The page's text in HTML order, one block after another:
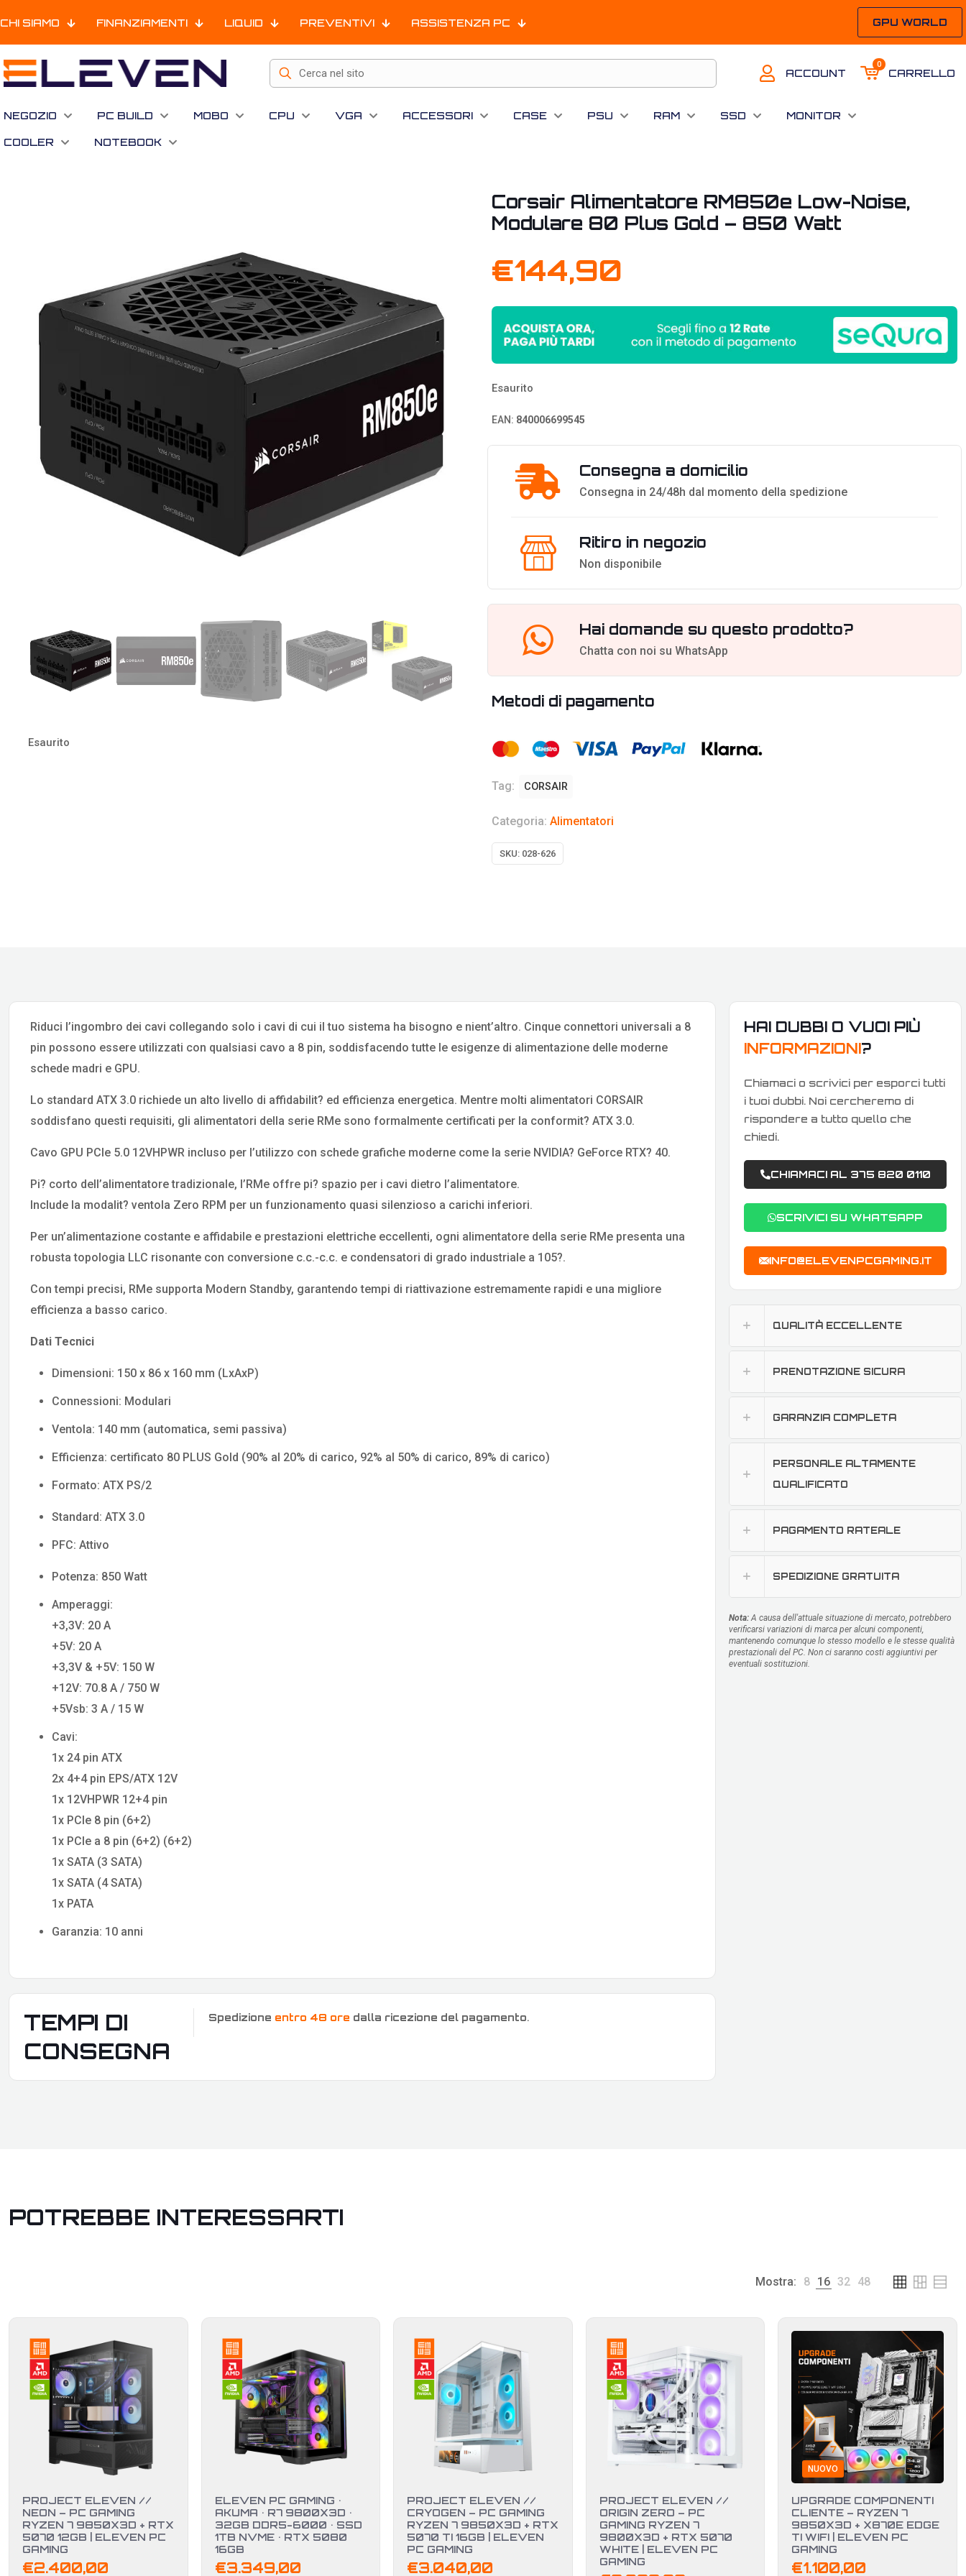
CHI SIAMO FINANZIAMENTI LIQUID PREVENTIVI ASSISTENZA PC GPU WORLD
ACCOUNT
0
CARRELLO
NEGOZIO PC BUILD MOBO CPU VGA ACCESSORI CASE PSU RAM SSD MONITOR
COOLER NOTEBOOK
Esaurito
Corsair Alimentatore RM850e Low-Noise,
Modulare 80 Plus Gold – 850 Watt
€144,90
Esaurito
EAN: 840006699545
Consegna a domicilio
Consegna in 24/48h dal momento della spedizione
Ritiro in negozio
Non disponibile
Hai domande su questo prodotto?
Chatta con noi su WhatsApp
Metodi di pagamento
Tag: CORSAIR
Categoria: Alimentatori
SKU: 028-626
Riduci l’ingombro dei cavi collegando solo i cavi di cui il tuo sistema ha bisogno e nient’altro. Cinque connettori universali a 8
pin possono essere utilizzati con qualsiasi cavo a 8 pin, soddisfacendo tutte le esigenze di alimentazione delle moderne
schede madri e GPU.
Lo standard ATX 3.0 richiede un alto livello di affidabilit? ed efficienza energetica. Mentre molti alimentatori CORSAIR
soddisfano questi requisiti, gli alimentatori della serie RMe sono formalmente certificati per la conformit? ATX 3.0.
Cavo GPU PCIe 5.0 12VHPWR incluso per l’utilizzo con schede grafiche moderne come la serie NVIDIA? GeForce RTX? 40.
Pi? corto dell’alimentatore tradizionale, l’RMe offre pi? spazio per i cavi dietro l’alimentatore.
Include la modalit? ventola Zero RPM per un funzionamento quasi silenzioso a carichi inferiori.
Per un’alimentazione costante e affidabile e prestazioni elettriche eccellenti, ogni alimentatore della serie RMe presenta una
robusta topologia LLC risonante con conversione c.c.-c.c. e condensatori di grado industriale a 105?.
Con tempi precisi, RMe supporta Modern Standby, garantendo tempi di riattivazione estremamente rapidi e una migliore
efficienza a basso carico.
Dati Tecnici
Dimensioni: 150 x 86 x 160 mm (LxAxP)
Connessioni: Modulari
Ventola: 140 mm (automatica, semi passiva)
Efficienza: certificato 80 PLUS Gold (90% al 20% di carico, 92% al 50% di carico, 89% di carico)
Formato: ATX PS/2
Standard: ATX 3.0
PFC: Attivo
Potenza: 850 Watt
Amperaggi:
+3,3V: 20 A
+5V: 20 A
+3,3V & +5V: 150 W
+12V: 70.8 A / 750 W
+5Vsb: 3 A / 15 W
Cavi:
1x 24 pin ATX
2x 4+4 pin EPS/ATX 12V
1x 12VHPWR 12+4 pin
1x PCIe 8 pin (6+2)
1x PCIe a 8 pin (6+2) (6+2)
1x SATA (3 SATA)
1x SATA (4 SATA)
1x PATA
Garanzia: 10 anni
TEMPI DI
CONSEGNA
Spedizione entro 48 ore dalla ricezione del pagamento.
HAI DUBBI O VUOI PIÙ
INFORMAZIONI?
Chiamaci o scrivici per esporci tutti
i tuoi dubbi. Noi cercheremo di
rispondere a tutto quello che
chiedi.
CHIAMACI AL 375 820 0110
SCRIVICI SU WHATSAPP
INFO@ELEVENPCGAMING.IT
QUALITÀ ECCELLENTE
PRENOTAZIONE SICURA
GARANZIA COMPLETA
PERSONALE ALTAMENTE
QUALIFICATO
PAGAMENTO RATEALE
SPEDIZIONE GRATUITA
Nota:A causa dell'attuale situazione di mercato, potrebbero
verificarsi variazioni di marca per alcuni componenti,
mantenendo comunque lo stesso modello e le stesse qualità
prestazionali del PC. Non ci saranno costi aggiuntivi per
eventuali sostituzioni.
POTREBBE INTERESSARTI
Mostra: 8 16 32 48
PROJECT ELEVEN //
NEON – PC GAMING
RYZEN 7 9850X3D + RTX
5070 12GB | ELEVEN PC
GAMING
€2.400,00
ELEVEN PC GAMING •
AKUMA • R7 9800X3D •
32GB DDR5-6000 • SSD
1TB NVME • RTX 5080
16GB
€3.349,00
PROJECT ELEVEN //
CRYOGEN – PC GAMING
RYZEN 7 9850X3D + RTX
5070 TI 16GB | ELEVEN
PC GAMING
€3.040,00
PROJECT ELEVEN //
ORIGIN ZERO – PC
GAMING RYZEN 7
9800X3D + RTX 5070
WHITE | ELEVEN PC
GAMING
NUOVO
UPGRADE COMPONENTI
CLIENTE – RYZEN 7
9850X3D + X870E EDGE
TI WIFI | ELEVEN PC
GAMING
€1.100,00